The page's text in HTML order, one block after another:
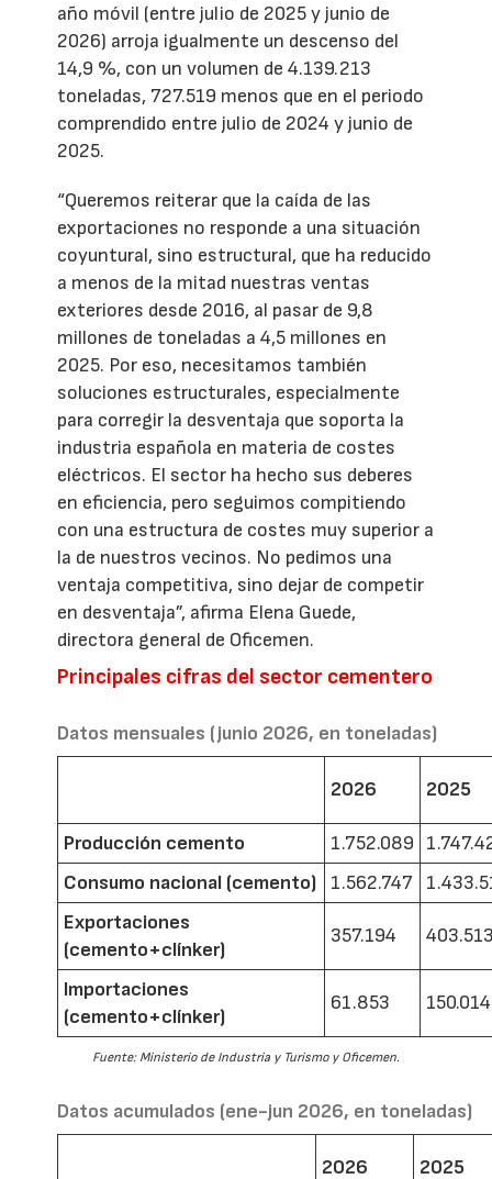
año móvil (entre julio de 2025 y junio de
2026) arroja igualmente un descenso del
14,9 %, con un volumen de 4.139.213
toneladas, 727.519 menos que en el periodo
comprendido entre julio de 2024 y junio de
2025.
“Queremos reiterar que la caída de las
exportaciones no responde a una situación
coyuntural, sino estructural, que ha reducido
a menos de la mitad nuestras ventas
exteriores desde 2016, al pasar de 9,8
millones de toneladas a 4,5 millones en
2025. Por eso, necesitamos también
soluciones estructurales, especialmente
para corregir la desventaja que soporta la
industria española en materia de costes
eléctricos. El sector ha hecho sus deberes
en eficiencia, pero seguimos compitiendo
con una estructura de costes muy superior a
la de nuestros vecinos. No pedimos una
ventaja competitiva, sino dejar de competir
en desventaja”, afirma Elena Guede,
directora general de Oficemen.
Principales cifras del sector cementero
Datos mensuales (junio 2026, en toneladas)
2026 2025
Producción cemento 1.752.089
Consumo nacional (cemento)
1.562.747
Exportaciones
(cemento+clínker)
357.194
Importaciones
(cemento+clínker)
61.853 150.014
Fuente: Ministerio de Industria y Turismo y Oficemen.
Datos acumulados (ene-jun 2026, en toneladas)
2026 2025